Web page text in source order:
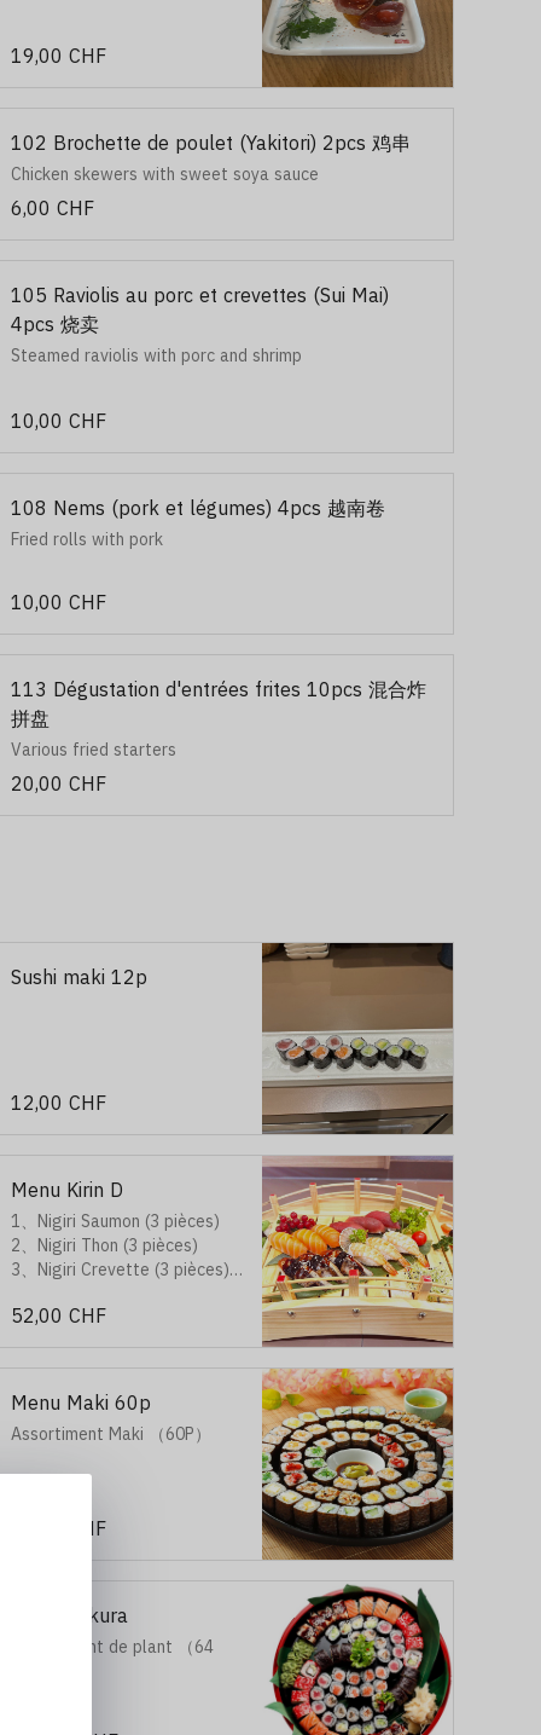
19,00 CHF
102 Brochette de poulet (Yakitori) 2pcs 鸡串
Chicken skewers with sweet soya sauce
6,00 CHF
105 Raviolis au porc et crevettes (Sui Mai)
4pcs 烧卖
Steamed raviolis with porc and shrimp
10,00 CHF
108 Nems (pork et légumes) 4pcs 越南卷
Fried rolls with pork
10,00 CHF
113 Dégustation d'entrées frites 10pcs 混合炸
拼盘
Various fried starters
20,00 CHF
Sushi maki 12p
12,00 CHF
Menu Kirin D
1、Nigiri Saumon (3 pièces)
2、Nigiri Thon (3 pièces)
3、Nigiri Crevette (3 pièces)
5、Nigiri Avocat (3 pièces)
52,00 CHF
Menu Maki 60p
Assortiment Maki （60P）
56,00 CHF
Menu Sakura
Assortiment de plant （64